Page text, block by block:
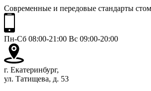
Современные и передовые стандарты
Пн-Сб 08:00-21:00 Вс 09:00-20:00
г. Екатеринбург,
ул. Татищева, д. 53